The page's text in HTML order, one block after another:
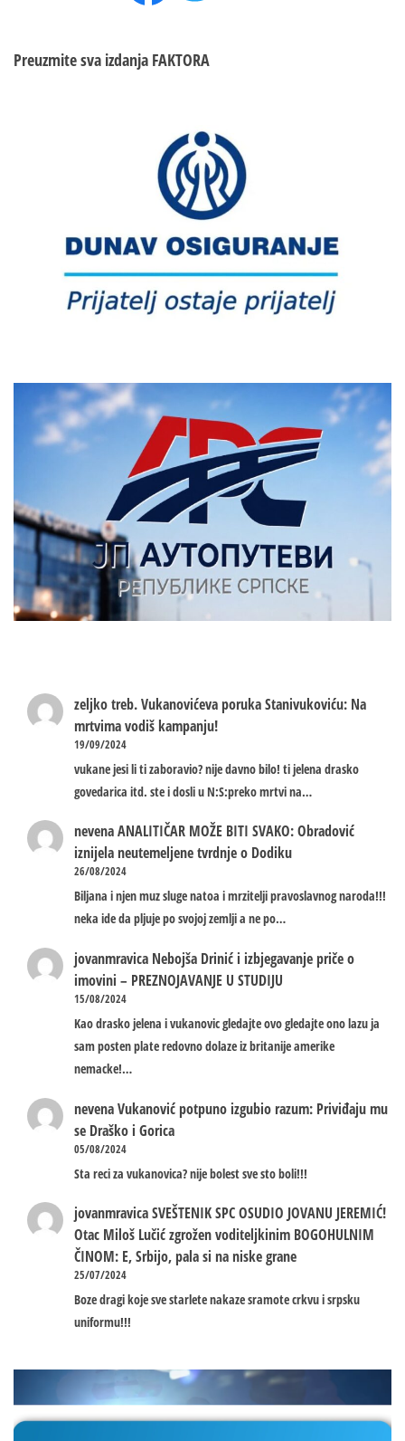
Preuzmite sva izdanja FAKTORA
zeljko treb.Vukanovićeva poruka Stanivukoviću: Na
mrtvima vodiš kampanju!
19/09/2024
vukane jesi li ti zaboravio? nije davno bilo! ti jelena drasko
govedarica itd. ste i dosli u N:S:preko mrtvi na…
nevenaANALITIČAR MOŽE BITI SVAKO: Obradović
iznijela neutemeljene tvrdnje o Dodiku
26/08/2024
Biljana i njen muz sluge natoa i mrzitelji pravoslavnog naroda!!!
neka ide da pljuje po svojoj zemlji a ne po…
jovanmravica Nebojša Drinić i izbjegavanje priče o
imovini – PREZNOJAVANJE U STUDIJU
15/08/2024
Kao drasko jelena i vukanovic gledajte ovo gledajte ono lazu ja
sam posten plate redovno dolaze iz britanije amerike
nemacke!…
nevenaVukanović potpuno izgubio razum: Priviđaju mu
se Draško i Gorica
05/08/2024
Sta reci za vukanovica? nije bolest sve sto boli!!!
jovanmravicaSVEŠTENIK SPC OSUDIO JOVANU JEREMIĆ!
Otac Miloš Lučić zgrožen voditeljkinim BOGOHULNIM
ČINOM: E, Srbijo, pala si na niske grane
25/07/2024
Boze dragi koje sve starlete nakaze sramote crkvu i srpsku
uniformu!!!